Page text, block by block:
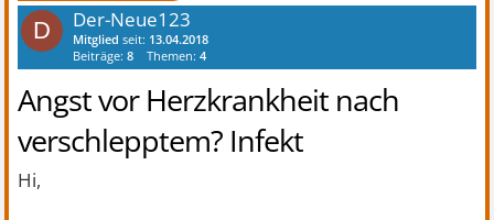
D Der-Neue123
Mitglied seit: 13.04.2018
Beiträge:8 Themen:4
Angst vor Herzkrankheit nach
verschlepptem? Infekt
Hi,